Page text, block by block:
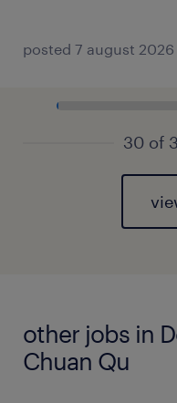
posted 7 august 2026
30 of
other jobs in
Chuan Qu